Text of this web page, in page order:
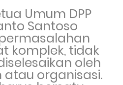
Umum DPP
Santoso
komplek, tidak
oleh
organisasi.